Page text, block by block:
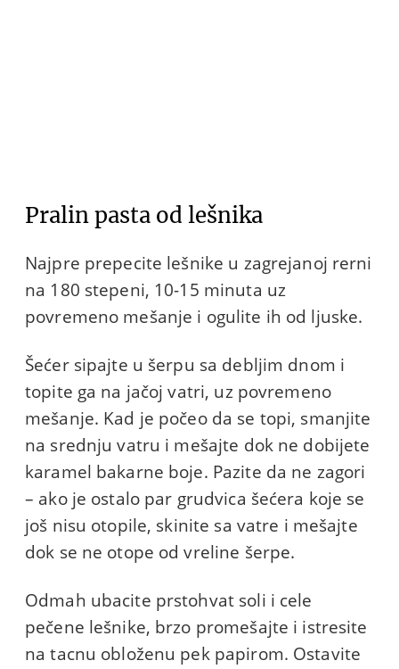
Pralin pasta od lešnika
Najpre prepecite lešnike u zagrejanoj rerni
na 180 stepeni, 10-15 minuta uz
povremeno mešanje i ogulite ih od ljuske.
Šećer sipajte u šerpu sa debljim dnom i
topite ga na jačoj vatri, uz povremeno
mešanje. Kad je počeo da se topi, smanjite
na srednju vatru i mešajte dok ne dobijete
karamel bakarne boje. Pazite da ne zagori
– ako je ostalo par grudvica šećera koje se
još nisu otopile, skinite sa vatre i mešajte
dok se ne otope od vreline šerpe.
Odmah ubacite prstohvat soli i cele
pečene lešnike, brzo promešajte i istresite
na tacnu obloženu pek papirom. Ostavite